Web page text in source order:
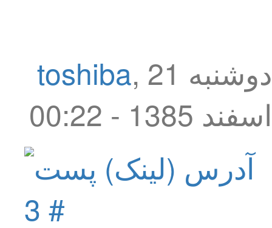
toshiba,
اسفند 1385 - 00:22